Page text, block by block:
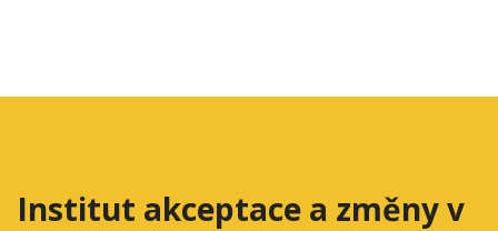
Institut akceptace a změny v